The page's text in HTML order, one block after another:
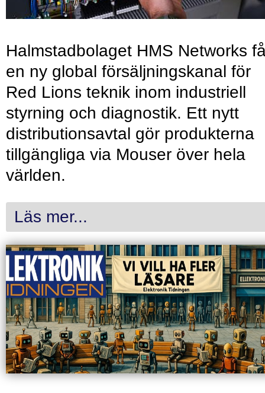
Halmstadbolaget HMS Networks
en ny global försäljningskanal för
Red Lions teknik inom industriell
styrning och diagnostik. Ett nytt
distributionsavtal gör produkterna
tillgängliga via Mouser över hela
världen.
Läs mer...